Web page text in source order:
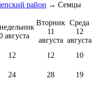
район → Семцы
августа
Вторник
11
августа
Среда
12
августа
12 12
10
24 28
19